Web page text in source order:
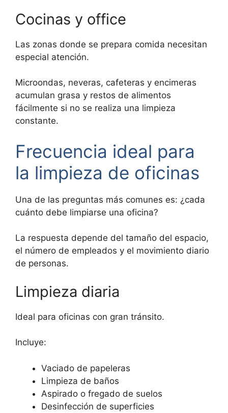
Cocinas y office
Las zonas donde se prepara comida necesitan
especial atención.
Microondas, neveras, cafeteras y encimeras
acumulan grasa y restos de alimentos
fácilmente si no se realiza una limpieza
constante.
Frecuencia ideal para
la limpieza de oficinas
Una de las preguntas más comunes es: ¿cada
cuánto debe limpiarse una oficina?
La respuesta depende del tamaño del espacio,
el número de empleados y el movimiento diario
de personas.
Limpieza diaria
Ideal para oficinas con gran tránsito.
Incluye:
Vaciado de papeleras
Limpieza de baños
Aspirado o fregado de suelos
Desinfección de superficies